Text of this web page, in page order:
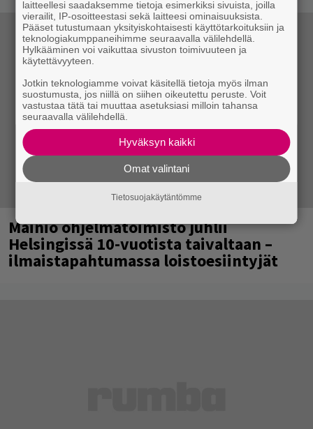
Mainio ohjelmatoimisto juhlii
Helsingissä 10-vuotista taivaltaan –
ilmaistapahtumassa loistoesiintyjät
laitteellesi saadaksemme tietoja esimerkiksi sivuista, joilla
vierailit, IP-osoitteestasi sekä laitteesi ominaisuuksista.
Pääset tutustumaan yksityiskohtaisesti käyttötarkoituksiin ja
teknologiakumppaneihimme seuraavalla välilehdellä.
Hylkääminen voi vaikuttaa sivuston toimivuuteen ja
käytettävyyteen.
Jotkin teknologiamme voivat käsitellä tietoja myös ilman
suostumusta, jos niillä on siihen oikeutettu peruste. Voit
vastustaa tätä tai muuttaa asetuksiasi milloin tahansa
seuraavalla välilehdellä.
Hyväksyn kaikki
Omat valintani
Tietosuojakäytäntömme